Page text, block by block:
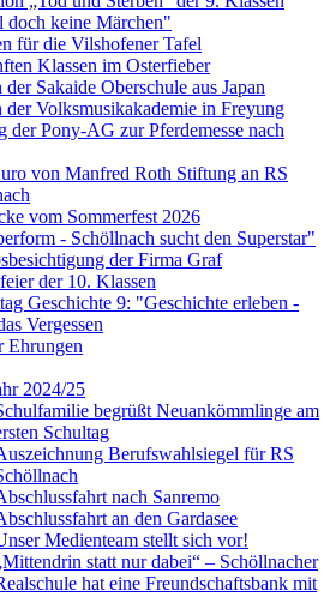
doch keine Märchen"
für die Vilshofener Tafel
Klassen im Osterfieber
der Sakaide Oberschule aus Japan
der Volksmusikakademie in Freyung
der Pony-AG zur Pferdemesse nach
von Manfred Roth Stiftung an RS
vom Sommerfest 2026
- Schöllnach sucht den Superstar"
der Firma Graf
der 10. Klassen
Geschichte 9: "Geschichte erleben -
Vergessen
Ehrungen
2024/25
begrüßt Neuankömmlinge am
Schultag
Berufswahlsiegel für RS
nach Sanremo
an den Gardasee
Medienteam stellt sich vor!
statt nur dabei“ – Schöllnacher
hat eine Freundschaftsbank mit